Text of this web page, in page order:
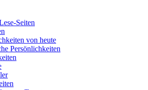
Seiten
von heute
Persönlichkeiten